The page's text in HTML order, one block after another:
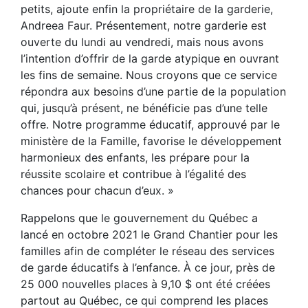
petits, ajoute enfin la propriétaire de la garderie,
Andreea Faur. Présentement, notre garderie est
ouverte du lundi au vendredi, mais nous avons
l’intention d’offrir de la garde atypique en ouvrant
les fins de semaine. Nous croyons que ce service
répondra aux besoins d’une partie de la population
qui, jusqu’à présent, ne bénéficie pas d’une telle
offre. Notre programme éducatif, approuvé par le
ministère de la Famille, favorise le développement
harmonieux des enfants, les prépare pour la
réussite scolaire et contribue à l’égalité des
chances pour chacun d’eux. »
Rappelons que le gouvernement du Québec a
lancé en octobre 2021 le Grand Chantier pour les
familles afin de compléter le réseau des services
de garde éducatifs à l’enfance. À ce jour, près de
25 000 nouvelles places à 9,10 $ ont été créées
partout au Québec, ce qui comprend les places